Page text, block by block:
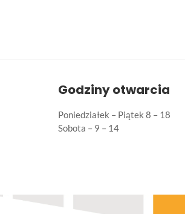
Godziny otwarcia
Poniedziałek – Piątek 8 – 18
Sobota – 9 – 14